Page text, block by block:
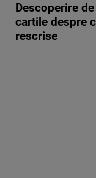
Descoperire
cartile despre
rescrise